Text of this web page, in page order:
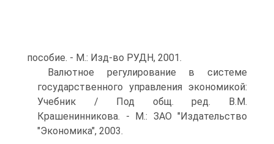
пособие. - М.: Изд-во РУДН, 2001.
Валютное регулирование в системе
государственного управления экономикой:
Учебник / Под общ. ред. В.М.
Крашенинникова. - М.: ЗАО "Издательство
"Экономика", 2003.